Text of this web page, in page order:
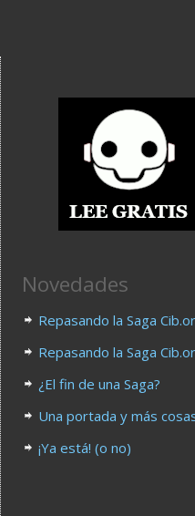
Novedades
Repasando la Saga
Repasando la Saga
¿El fin de una Saga?
Una portada y más
¡Ya está! (o no)